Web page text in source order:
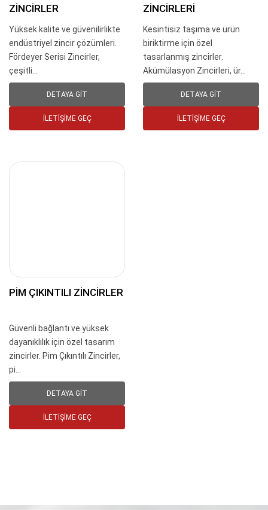
ZINCIRLER
Yüksek kalite ve güvenilirlikte
endüstriyel zincir çözümleri.
Fördeyer Serisi Zincirler,
çeşitli...
DETAYA GIT
İLETIŞIME GEÇ
ZINCIRLERI
Kesintisiz taşıma ve ürün
biriktirme için özel
tasarlanmış zincirler.
Akümülasyon Zincirleri, ür...
DETAYA GIT
İLETIŞIME GEÇ
PIM ÇIKINTILI ZINCIRLER
Güvenli bağlantı ve yüksek
dayanıklılık için özel tasarım
zincirler. Pim Çıkıntılı Zincirler,
pi...
DETAYA GIT
İLETIŞIME GEÇ